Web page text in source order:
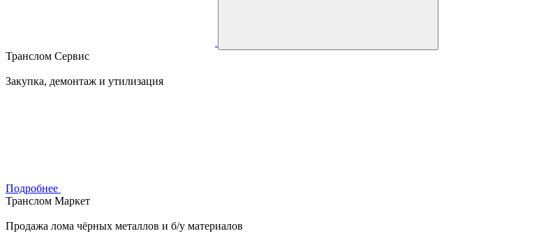
Транслом Сервис
Закупка, демонтаж и утилизация
Подробнее
Транслом Маркет
Продажа лома чёрных металлов и б/у материалов